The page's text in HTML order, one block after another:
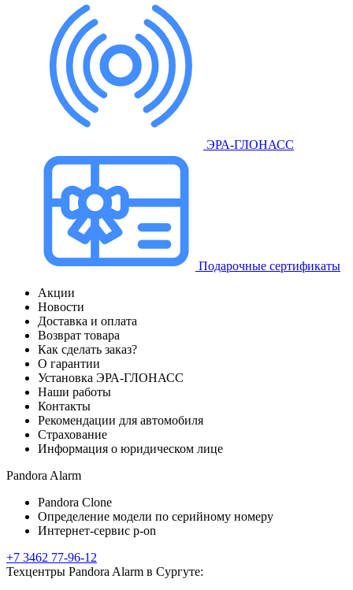
ЭРА-ГЛОНАСС
Подарочные сертификаты
Акции
Новости
Доставка и оплата
Возврат товара
Как сделать заказ?
О гарантии
Установка ЭРА-ГЛОНАСС
Наши работы
Контакты
Рекомендации для автомобиля
Страхование
Информация о юридическом лице
Pandora Alarm
Pandora Clone
Определение модели по серийному номеру
Интернет-сервис p-on
+7 3462 77-96-12
Техцентры Pandora Alarm в Сургуте: